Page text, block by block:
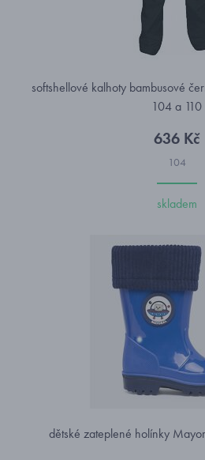
softshellové kalhoty bambusové
104 a 110
636 Kč
104
skladem
dětské zateplené holínky